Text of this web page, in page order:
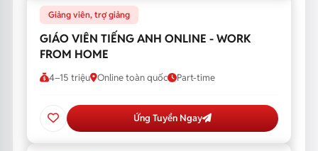
Giảng viên, trợ giảng
GIÁO VIÊN TIẾNG ANH ONLINE - WORK
FROM HOME
4–15 triệu Online toàn quốc Part-time
Ứng Tuyển Ngay